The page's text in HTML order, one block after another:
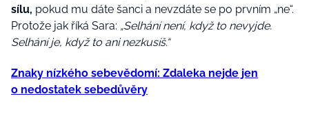
sílu, pokud mu dáte šanci a nevzdáte se po prvním „ne“.
Protože jak říká Sara: „Selhání není, když to nevyjde.
Selhání je, když to ani nezkusíš.“
Znaky nízkého sebevědomí: Zdaleka nejde jen
o nedostatek sebedůvěry